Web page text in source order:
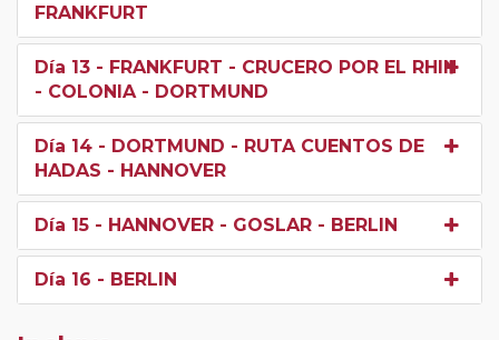
FRANKFURT
Día 13 - FRANKFURT - CRUCERO POR EL RHIN
- COLONIA - DORTMUND
Día 14 - DORTMUND - RUTA CUENTOS DE
HADAS - HANNOVER
Día 15 - HANNOVER - GOSLAR - BERLIN
Día 16 - BERLIN